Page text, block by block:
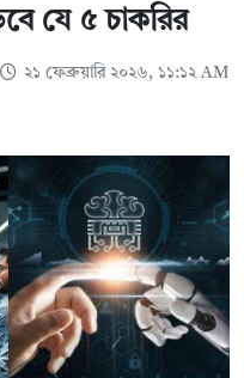
যে ৫ চাকরির
২১ ফেব্রুয়ারি ২০২৬, ১১:১২ AM